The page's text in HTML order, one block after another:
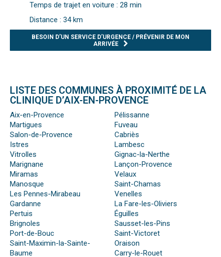
Temps de trajet en voiture : 28 min
Distance : 34 km
BESOIN D’UN SERVICE D’URGENCE / PRÉVENIR DE MON
ARRIVÉE
LISTE DES COMMUNES À PROXIMITÉ DE LA
CLINIQUE D’AIX-EN-PROVENCE
Aix-en-Provence
Martigues
Salon-de-Provence
Istres
Vitrolles
Marignane
Miramas
Manosque
Les Pennes-Mirabeau
Gardanne
Pertuis
Brignoles
Port-de-Bouc
Saint-Maximin-la-Sainte-
Baume
Pélissanne
Fuveau
Cabriès
Lambesc
Gignac-la-Nerthe
Lançon-Provence
Velaux
Saint-Chamas
Venelles
La Fare-les-Oliviers
Éguilles
Sausset-les-Pins
Saint-Victoret
Oraison
Carry-le-Rouet